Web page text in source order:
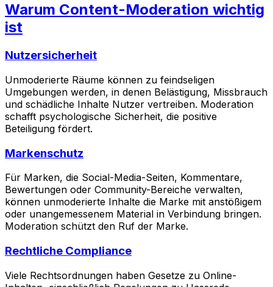
Warum Content-Moderation wichtig
ist
Nutzersicherheit
Unmoderierte Räume können zu feindseligen
Umgebungen werden, in denen Belästigung, Missbrauch
und schädliche Inhalte Nutzer vertreiben. Moderation
schafft psychologische Sicherheit, die positive
Beteiligung fördert.
Markenschutz
Für Marken, die Social-Media-Seiten, Kommentare,
Bewertungen oder Community-Bereiche verwalten,
können unmoderierte Inhalte die Marke mit anstößigem
oder unangemessenem Material in Verbindung bringen.
Moderation schützt den Ruf der Marke.
Rechtliche Compliance
Viele Rechtsordnungen haben Gesetze zu Online-